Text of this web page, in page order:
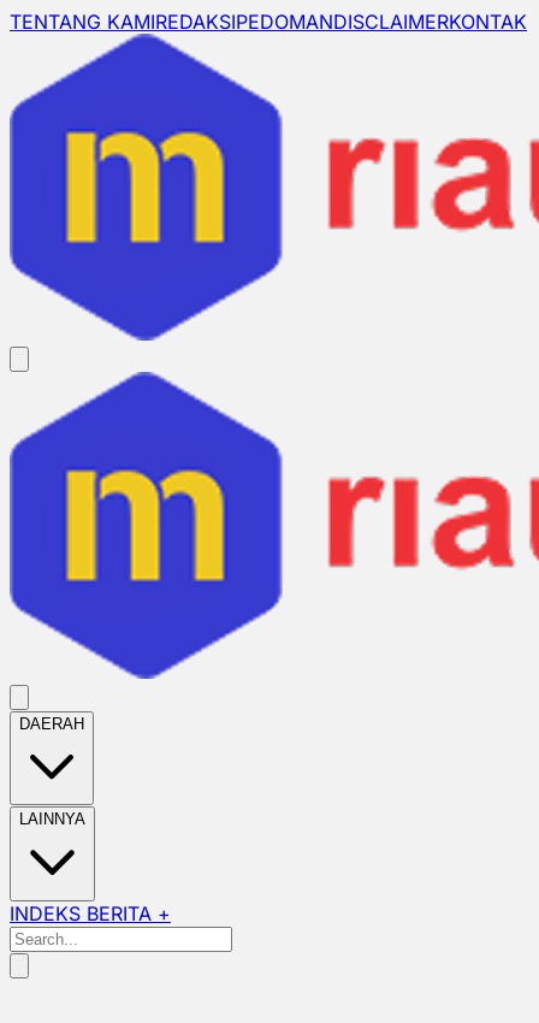
TENTANG KAMIREDAKSIPEDOMANDISCLAIMERKONTAK
DAERAH
LAINNYA
INDEKS BERITA +